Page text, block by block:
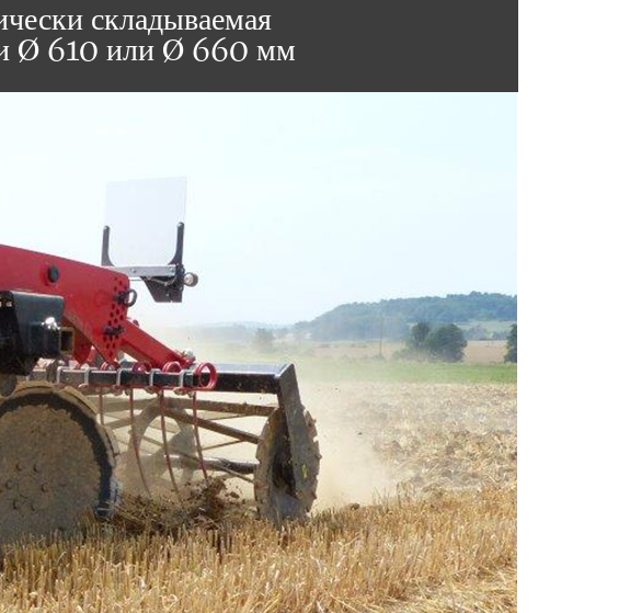
складываемая
Ø 610 или Ø 660 мм